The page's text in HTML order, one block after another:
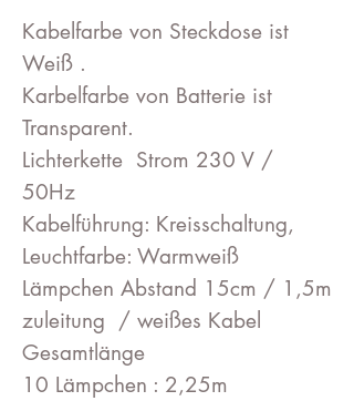
Kabelfarbe von Steckdose ist
Weiß .
Karbelfarbe von Batterie ist
Transparent.
Lichterkette Strom 230 V /
50Hz
Kabelführung: Kreisschaltung,
Leuchtfarbe: Warmweiß
Lämpchen Abstand 15cm / 1,5m
zuleitung / weißes Kabel
Gesamtlänge
10 Lämpchen : 2,25m